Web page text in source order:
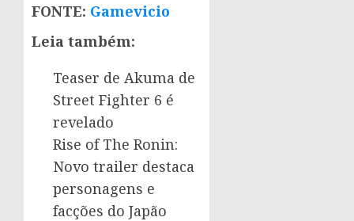
FONTE: Gamevicio
Leia também:
Teaser de Akuma de
Street Fighter 6 é
revelado
Rise of The Ronin:
Novo trailer destaca
personagens e
facções do Japão